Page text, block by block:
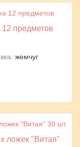
предметов
жемчуг
ложек "Витая"